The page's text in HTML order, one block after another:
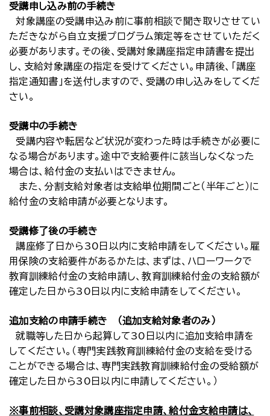
受講申し込み前の手続き
対象講座の受講申込み前に事前相談で聞き取りさせてい
ただきながら自立支援プログラム策定等をさせていただく
必要があります。その後、受講対象講座指定申請書を提出
し、支給対象講座の指定を受けてください。申請後、「講座
指定通知書」を送付しますので、受講の申し込みをしてくだ
さい。
受講中の手続き
受講内容や転居など状況が変わった時は手続きが必要に
なる場合があります。途中で支給要件に該当しなくなった
場合は、給付金の支払いはできません。
また、分割支給対象者は支給単位期間ごと（半年ごと）に
給付金の支給申請が必要となります。
受講修了後の手続き
講座修了日から30日以内に支給申請をしてください。雇
用保険の支給要件があるかたは、まずは、ハローワークで
教育訓練給付金の支給申請し、教育訓練給付金の支給額が
確定した日から30日以内に支給申請をしてください。
追加支給の申請手続き （追加支給対象者のみ）
就職等した日から起算して30日以内に追加支給申請を
してください。（専門実践教育訓練給付金の支給を受ける
ことができる場合は、専門実践教育訓練給付金の受給額が
確定した日から30日以内に申請してください。）
※事前相談、受講対象講座指定申請、給付金支給申請は、